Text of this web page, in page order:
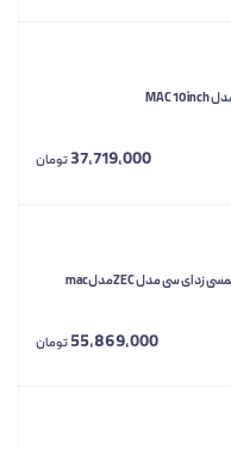
37,719,000تومان
55,869,000تومان